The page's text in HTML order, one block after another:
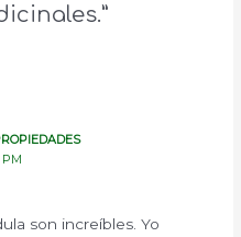
PM
son increíbles. Yo